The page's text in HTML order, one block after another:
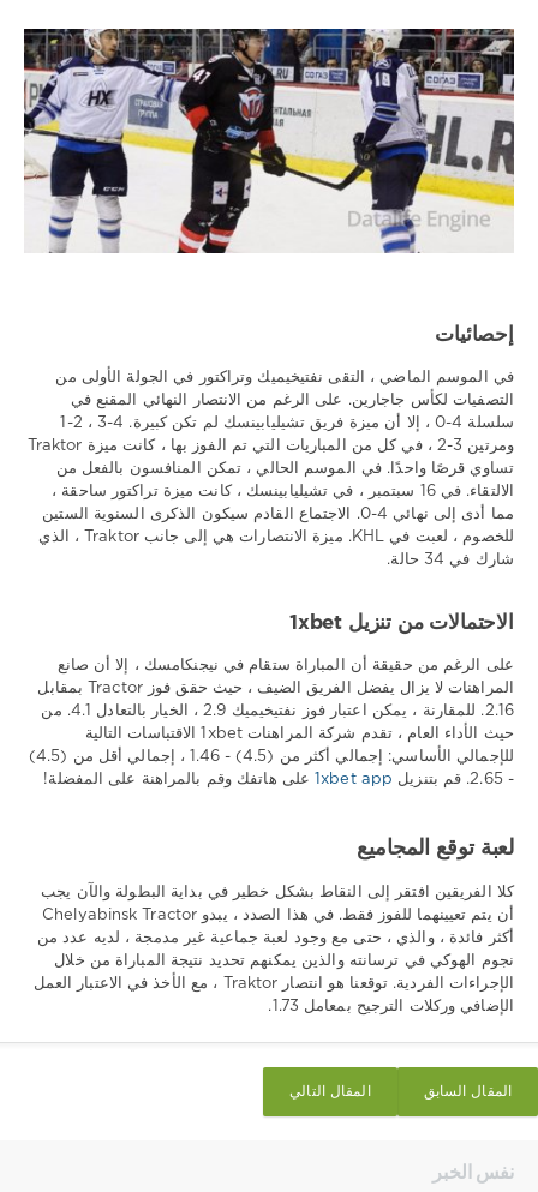
إحصائيات
في الموسم الماضي ، التقى نفتيخيميك وتراكتور في الجولة الأولى من
التصفيات لكأس جاجارين. على الرغم من الانتصار النهائي المقنع في
ومرتين 3-2 ، في كل من المباريات التي تم الفوز بها ، كانت ميزة Traktor
تساوي قرصًا واحدًا. في الموسم الحالي ، تمكن المنافسون بالفعل من
الالتقاء. في 16 سبتمبر ، في تشيليابينسك ، كانت ميزة تراكتور ساحقة ،
مما أدى إلى نهائي 4-0. الاجتماع القادم سيكون الذكرى السنوية الستين
للخصوم ، لعبت في KHL. ميزة الانتصارات هي إلى جانب Traktor ، الذي
شارك في 34 حالة.
الاحتمالات من تنزيل 1xbet
على الرغم من حقيقة أن المباراة ستقام في نيجنكامسك ، إلا أن صانع
المراهنات لا يزال يفضل الفريق الضيف ، حيث حقق فوز Tractor بمقابل
2.16. للمقارنة ، يمكن اعتبار فوز نفتيخيميك 2.9 ، الخيار بالتعادل 4.1. من
حيث الأداء العام ، تقدم شركة المراهنات 1xbet الاقتباسات التالية
للإجمالي الأساسي: إجمالي أكثر من (4.5) - 1.46 ، إجمالي أقل من (4.5)
- 2.65. قم بتنزيل
1xbet app على هاتفك وقم بالمراهنة على المفضلة!
لعبة توقع المجاميع
كلا الفريقين افتقر إلى النقاط بشكل خطير في بداية البطولة والآن يجب
أن يتم تعيينهما للفوز فقط. في هذا الصدد ، يبدو Chelyabinsk Tractor
أكثر فائدة ، والذي ، حتى مع وجود لعبة جماعية غير مدمجة ، لديه عدد من
نجوم الهوكي في ترسانته والذين يمكنهم تحديد نتيجة المباراة من خلال
الإجراءات الفردية. توقعنا هو انتصار Traktor ، مع الأخذ في الاعتبار العمل
الإضافي وركلات الترجيح بمعامل 1.73.
المقال التالي المقال السابق
نفس الخبر